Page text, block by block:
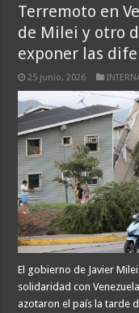
Terremoto en
de Milei y otro
exponer las
25 junio, 2026
El gobierno de Javier
solidaridad con
azotaron el país la tarde